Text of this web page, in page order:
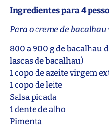
Ingredientes para 4
Para o creme de bacalhau
800 a 900 g de bacalhau
lascas de bacalhau)
1 copo de azeite virgem
1 copo de leite
Salsa picada
1 dente de alho
Pimenta